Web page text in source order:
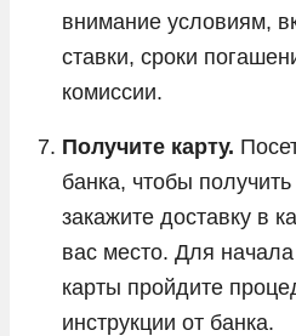
внимание условиям,
ставки, сроки
комиссии.
Получите карту.
банка, чтобы
закажите доставку в
вас место. Для
карты пройдите
инструкции от банка.